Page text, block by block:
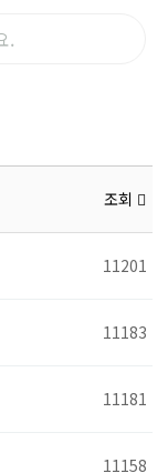
조회
11201
11183
11181
11158